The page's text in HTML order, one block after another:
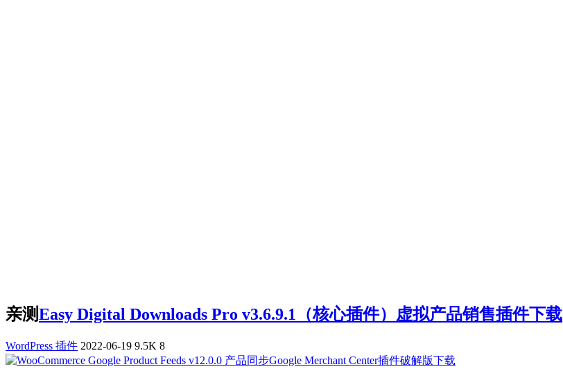
亲测Easy Digital Downloads Pro v3.6.9.1（核心插件）虚拟产品销售插件下载
WordPress 插件 2022-06-19 9.5K 8